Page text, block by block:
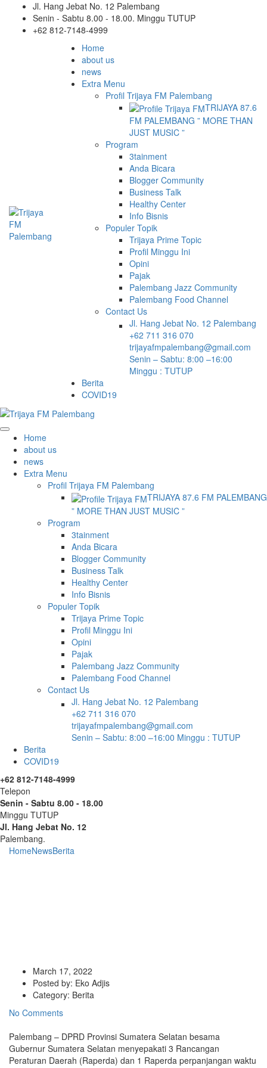
Jl. Hang Jebat No. 12 Palembang
Senin - Sabtu 8.00 - 18.00. Minggu TUTUP
+62 812-7148-4999
Home
about us
news
Extra Menu
Profil Trijaya FM Palembang
TRIJAYA 87.6
FM PALEMBANG ” MORE THAN
JUST MUSIC ”
Program
3tainment
Anda Bicara
Blogger Community
Business Talk
Healthy Center
Info Bisnis
Populer Topik
Trijaya Prime Topic
Profil Minggu Ini
Opini
Pajak
Palembang Jazz Community
Palembang Food Channel
Contact Us
Jl. Hang Jebat No. 12 Palembang
+62 711 316 070
trijayafmpalembang@gmail.com
Senin – Sabtu: 8:00 –16:00
Minggu : TUTUP
Berita
COVID19
Home
about us
news
Extra Menu
Profil Trijaya FM Palembang
TRIJAYA 87.6 FM PALEMBANG
” MORE THAN JUST MUSIC ”
Program
3tainment
Anda Bicara
Blogger Community
Business Talk
Healthy Center
Info Bisnis
Populer Topik
Trijaya Prime Topic
Profil Minggu Ini
Opini
Pajak
Palembang Jazz Community
Palembang Food Channel
Contact Us
Jl. Hang Jebat No. 12 Palembang
+62 711 316 070
trijayafmpalembang@gmail.com
Senin – Sabtu: 8:00 –16:00 Minggu : TUTUP
Berita
COVID19
+62 812-7148-4999
Telepon
Senin - Sabtu 8.00 - 18.00
Minggu TUTUP
Jl. Hang Jebat No. 12
Palembang.
HomeNewsBerita
March 17, 2022
Posted by: Eko Adjis
Category: Berita
No Comments
Palembang – DPRD Provinsi Sumatera Selatan besama
Gubernur Sumatera Selatan menyepakati 3 Rancangan
Peraturan Daerah (Raperda) dan 1 Raperda perpanjangan waktu